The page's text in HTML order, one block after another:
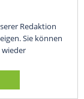
Redaktion
Sie können
wieder